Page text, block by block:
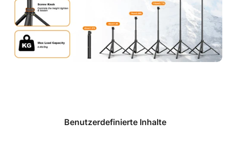
Benutzerdefinierte Inhalte